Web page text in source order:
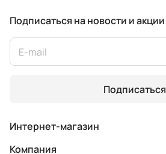
Подписаться на новости и акции
Подписаться
Интернет-магазин
Компания